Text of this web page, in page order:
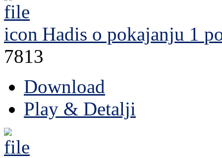
Hadis o pokajanju 1
7813
Download
Play & Detalji